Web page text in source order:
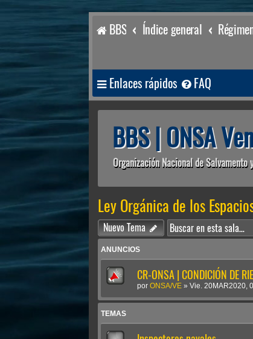
BBS Índice general
Enlaces rápidos FAQ
BBS | ONSA
Organización Nacional de
Ley Orgánica de los
Nuevo Tema
ANUNCIOS
CR-ONSA | CONDICIÓN DE
por ONSA/VE » Vie. 20MAR2020,
TEMAS